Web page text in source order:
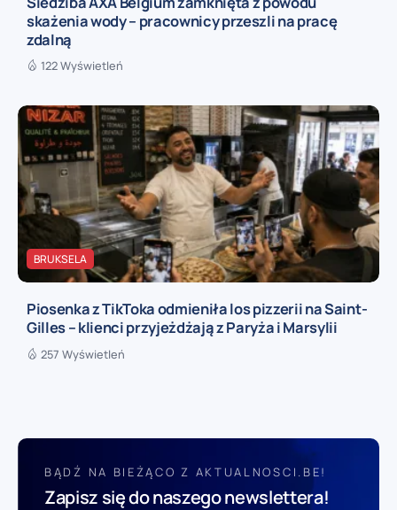
skażenia wody – pracownicy przeszli na pracę
zdalną
122 Wyświetleń
BRUKSELA
Piosenka z TikToka odmieniła los pizzerii na Saint-
Gilles – klienci przyjeżdżają z Paryża i Marsylii
257 Wyświetleń
BĄDŹ NA BIEŻĄCO Z AKTUALNOSCI.BE!
Zapisz się do naszego newslettera!